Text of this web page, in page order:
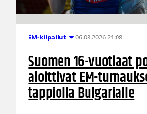
EM-kilpailut 06.08.2026 21:08
Suomen 16-vuotiaat
aloittivat EM-
tappiolla Bulgarialle